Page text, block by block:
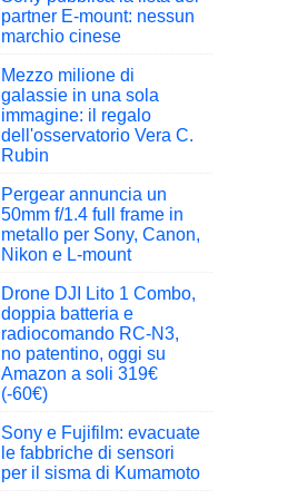
partner E-mount: nessun
marchio cinese
Mezzo milione di
galassie in una sola
immagine: il regalo
dell'osservatorio Vera C.
Rubin
Pergear annuncia un
50mm f/1.4 full frame in
metallo per Sony, Canon,
Nikon e L-mount
Drone DJI Lito 1 Combo,
doppia batteria e
radiocomando RC-N3,
no patentino, oggi su
Amazon a soli 319€
(-60€)
Sony e Fujifilm: evacuate
le fabbriche di sensori
per il sisma di Kumamoto